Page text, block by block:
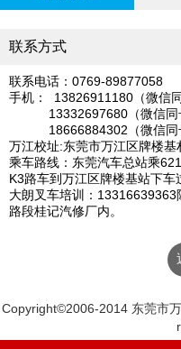
联系方式
联系电话：0769-89877058
手机： 13826911180（微信
13332697680（微信同
18666884302（微信同
万江校址:东莞市万江区牌楼基
乘车路线：东莞汽车总站乘
K3路车到万江区牌楼基站下车
大朗叉车培训：
路段桂记汽修厂内。
Copyright©2006-2014 东莞市